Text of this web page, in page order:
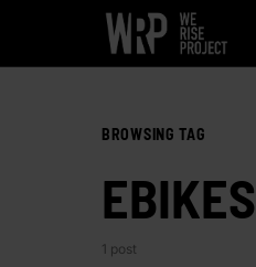
BROWSING TAG
EBIKES
1 post